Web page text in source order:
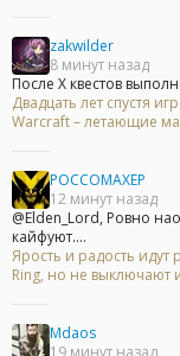
zakwilder
8 минут назад
После Х квестов
Двадцать лет спустя
Warcraft – летающие
POCCOMAXEP
12 минут назад
@Elden_Lord, Ровно
кайфуют....
Ярость и радость идут
Ring, но не выключают
Mdaos